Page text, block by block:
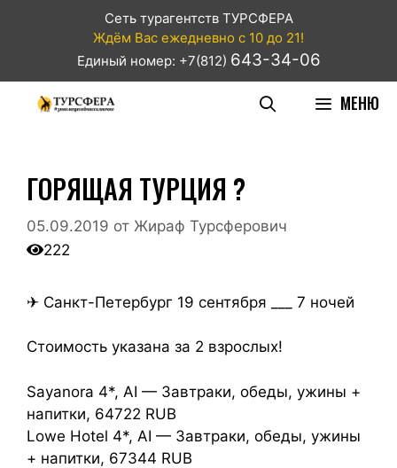
Сеть турагентств ТУРСФЕРА
Ждём Вас ежедневно с 10 до 21!
Единый номер: +7(812) 643-34-06
МЕНЮ
ГОРЯЩАЯ ТУРЦИЯ ?
05.09.2019 от Жираф Турсферович
222
✈ Санкт-Петербург 19 сентября ___ 7 ночей
Стоимость указана за 2 взрослых!
Sayanora 4*, AI — Завтраки, обеды, ужины +
напитки, 64722 RUB
Lowe Hotel 4*, AI — Завтраки, обеды, ужины
+ напитки, 67344 RUB